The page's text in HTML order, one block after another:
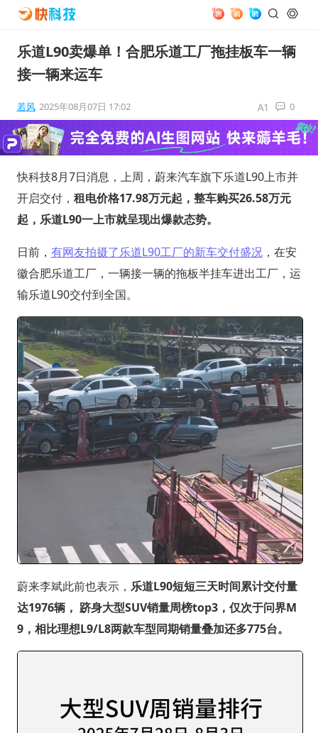
乐道L90卖爆单！合肥乐道工厂拖挂板车一辆
接一辆来运车
若风 2025年08月07日 17:02 0
快科技8月7日消息，上周，蔚来汽车旗下乐道L90上市并
开启交付， 租电价格17.98万元起，整车购买26.58万元
起，乐道L90一上市就呈现出爆款态势。
日前， 有网友拍摄了乐道L90工厂的新车交付盛况，在安
徽合肥乐道工厂，一辆接一辆的拖板半挂车进出工厂，运
输乐道L90交付到全国。
蔚来李斌此前也表示， 乐道L90短短三天时间累计交付量
达1976辆， 跻身大型SUV销量周榜top3，仅次于问界M
9，相比理想L9/L8两款车型同期销量叠加还多775台。